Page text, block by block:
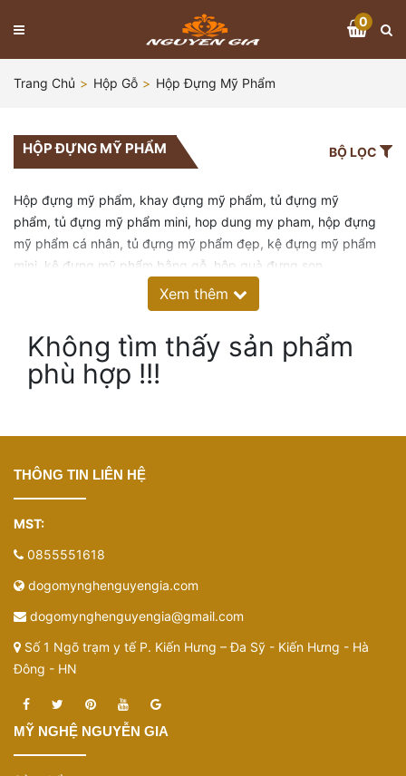
0
Trang Chủ Hộp Gỗ Hộp Đựng Mỹ Phẩm
HỘP ĐỰNG MỸ PHẨM BỘ LỌC
Hộp đựng mỹ phẩm, khay đựng mỹ phẩm, tủ đựng mỹ
phẩm, tủ đựng mỹ phẩm mini, hop dung my pham, hộp đựng
mỹ phẩm cá nhân, tủ đựng mỹ phẩm đẹp, kệ đựng mỹ phẩm
mini, kệ đựng mỹ phẩm bằng gỗ, hộp quà đựng son
Xem thêm
Không tìm thấy sản phẩm
phù hợp !!!
THÔNG TIN LIÊN HỆ
MST:
0855551618
dogomynghenguyengia.com
dogomynghenguyengia@gmail.com
Số 1 Ngõ trạm y tế P. Kiến Hưng – Đa Sỹ - Kiến Hưng - Hà
Đông - HN
MỸ NGHỆ NGUYỄN GIA